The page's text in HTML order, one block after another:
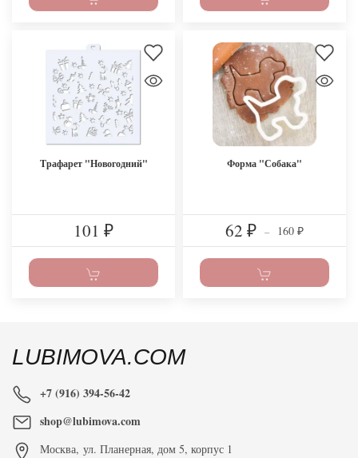
Трафарет "Новогодний"
101 ₽
Форма "Собака"
62 ₽ – 160 ₽
LUBIMOVA.COM
+7 (916) 394-56-42
shop@lubimova.com
Москва, ул. Планерная, дом 5, корпус 1